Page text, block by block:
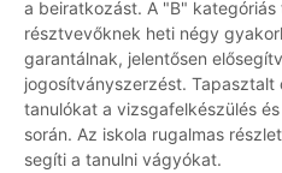
a beiratkozást. A "B" kategóriás
résztvevőknek heti négy
garantálnak, jelentősen
jogosítványszerzést.
tanulókat a vizsgafelkészülés
során. Az iskola rugalmas
segíti a tanulni vágyókat.